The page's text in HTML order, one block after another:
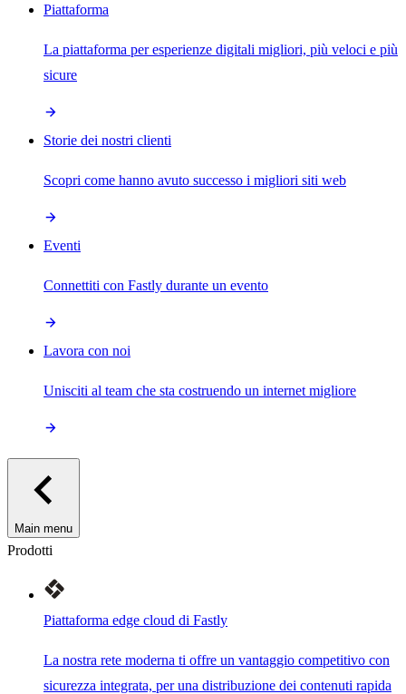
Piattaforma
La piattaforma per esperienze digitali migliori, più veloci e più
sicure
Storie dei nostri clienti
Scopri come hanno avuto successo i migliori siti web
Eventi
Connettiti con Fastly durante un evento
Lavora con noi
Unisciti al team che sta costruendo un internet migliore
Main menu
Prodotti
Piattaforma edge cloud di Fastly
La nostra rete moderna ti offre un vantaggio competitivo con
sicurezza integrata, per una distribuzione dei contenuti rapida